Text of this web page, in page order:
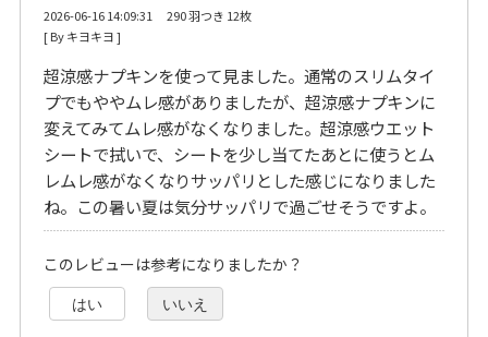
2026-06-16 14:09:31 290 羽つき 12枚
[ By キヨキヨ ]
超涼感ナプキンを使って見ました。通常のスリムタイ
プでもややムレ感がありましたが、超涼感ナプキンに
変えてみてムレ感がなくなりました。超涼感ウエット
シートで拭いで、シートを少し当てたあとに使うとム
レムレ感がなくなりサッパリとした感じになりました
ね。この暑い夏は気分サッパリで過ごせそうですよ。
このレビューは参考になりましたか？
はい いいえ